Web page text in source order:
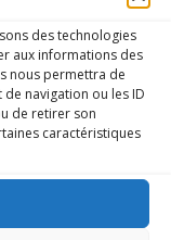
des technologies
aux informations des
nous permettra de
navigation ou les ID
de retirer son
caractéristiques
18 e